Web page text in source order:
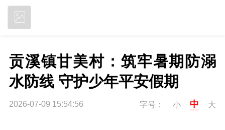
贡溪镇甘美村：筑牢暑期防溺
水防线 守护少年平安假期
2026-07-09 15:54:56 字号： 小 中 大